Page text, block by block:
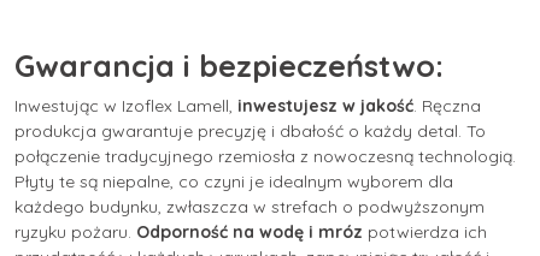
Gwarancja i bezpieczeństwo:
Inwestując w Izoflex Lamell, inwestujesz w jakość. Ręczna
produkcja gwarantuje precyzję i dbałość o każdy detal. To
połączenie tradycyjnego rzemiosła z nowoczesną technologią.
Płyty te są niepalne, co czyni je idealnym wyborem dla
każdego budynku, zwłaszcza w strefach o podwyższonym
ryzyku pożaru. Odporność na wodę i mróz potwierdza ich